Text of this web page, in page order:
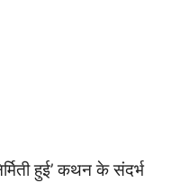
हुई’ कथन के संदर्भ